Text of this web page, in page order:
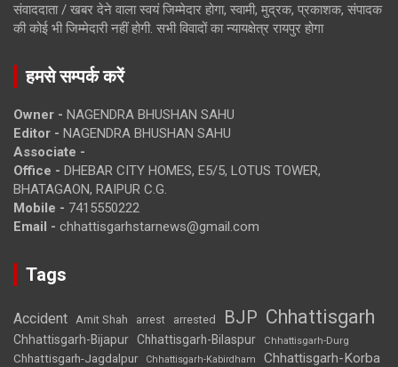
संवाददाता / खबर देने वाला स्वयं जिम्मेदार होगा, स्वामी, मुद्रक, प्रकाशक, संपादक
की कोई भी जिम्मेदारी नहीं होगी. सभी विवादों का न्यायक्षेत्र रायपुर होगा
हमसे सम्पर्क करें
Owner - NAGENDRA BHUSHAN SAHU
Editor - NAGENDRA BHUSHAN SAHU
Associate -
Office - DHEBAR CITY HOMES, E5/5, LOTUS TOWER,
BHATAGAON, RAIPUR C.G.
Mobile - 7415550222
Email - chhattisgarhstarnews@gmail.com
Tags
Accident Amit Shah arrest arrested BJP Chhattisgarh
Chhattisgarh-Bijapur Chhattisgarh-Bilaspur Chhattisgarh-Durg
Chhattisgarh-Jagdalpur Chhattisgarh-Kabirdham Chhattisgarh-Korba